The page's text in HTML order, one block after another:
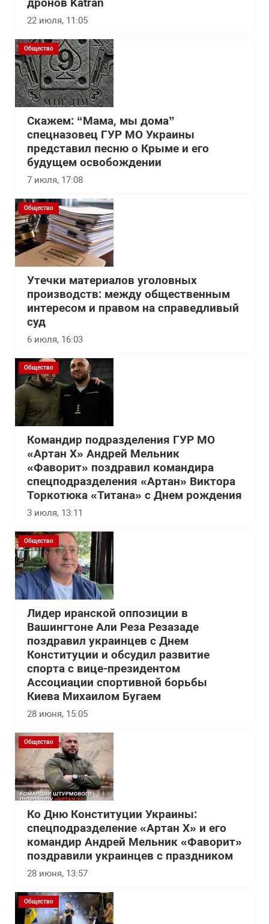
дронов Katran
22 июля, 11:05
Общество
Скажем: “Мама, мы дома”
спецназовец ГУР МО Украины
представил песню о Крыме и его
будущем освобождении
7 июля, 17:08
Общество
Утечки материалов уголовных
производств: между общественным
интересом и правом на справедливый
суд
6 июля, 16:03
Общество
Командир подразделения ГУР МО
«Артан Х» Андрей Мельник
«Фаворит» поздравил командира
спецподразделения «Артан» Виктора
Торкотюка «Титана» с Днем рождения
3 июля, 13:11
Общество
Лидер иранской оппозиции в
Вашингтоне Али Реза Резазаде
поздравил украинцев с Днем
Конституции и обсудил развитие
спорта с вице-президентом
Ассоциации спортивной борьбы
Киева Михаилом Бугаем
28 июня, 15:05
Общество
Ко Дню Конституции Украины:
спецподразделение «Артан Х» и его
командир Андрей Мельник «Фаворит»
поздравили украинцев с праздником
28 июня, 13:57
Общество